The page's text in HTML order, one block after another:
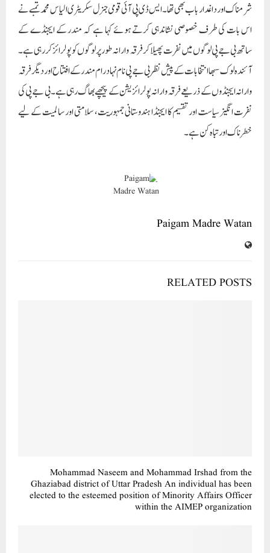
شرمناک اور داغدار باب بھی تھا۔ایس ڈی پی آئی قومی جنرل سکریٹری الیاس محمد تمبے نے
اس بات کی طرف خصوصی نشاندہی کرتے ہوئے کہا ہے کہ مندر کے ایجنڈے کے
ساتھ بی جے پی لوگوں میں نفرت پھیلا کر فرقہ وارانہ طور پر لوگوں کو پولرائز کر رہی ہے۔
آئندہ لوک سبھا انتخابات کے پیش نظر بی جے پی نام نہاد رام مندر کے افتتاح اور دیگر فرقہ
وارانہ ایجنڈوں کے ذریعے فرقہ وارانہ پولرائزیشن کے پیچھے بھاگ رہی ہے۔بی جے پی کی
نفرت انگیز سیاست اور تقسیم کا ایجنڈا ہندوستانی جمہوریت، سلامتی اور سا لمیت کے لیے
خطرناک اور تباہ کن ہے۔
Paigam Madre Watan
RELATED POSTS
Mohammad Naseem and Mohammad Irshad from the
Ghaziabad district of Uttar Pradesh An individual has been
elected to the esteemed position of Minority Affairs Officer
within the AIMEP organization